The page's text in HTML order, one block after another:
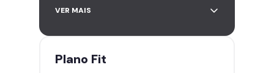
Acesso ilimitado a +2.000
Leve 5 amigos por mês para
Cadeira de massagem
VER MAIS
Plano Fit